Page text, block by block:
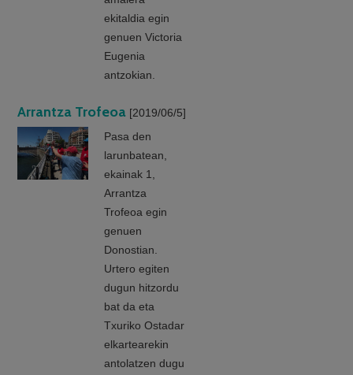
ekitaldia egin
genuen Victoria
Eugenia
antzokian.
Arrantza Trofeoa [2019/06/5]
Pasa den
larunbatean,
ekainak 1,
Arrantza
Trofeoa egin
genuen
Donostian.
Urtero egiten
dugun hitzordu
bat da eta
Txuriko Ostadar
elkartearekin
antolatzen dugu